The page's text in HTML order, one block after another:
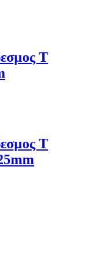
Τ
Τ